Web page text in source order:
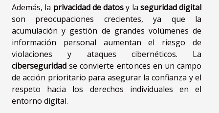
Además, la privacidad de datosy la seguridad digital
son preocupaciones crecientes, ya que la
acumulación y gestión de grandes volúmenes de
información personal aumentan el riesgo de
violaciones y ataques cibernéticos. La
ciberseguridad se convierte entonces en un campo
de acción prioritario para asegurar la confianza y el
respeto hacia los derechos individuales en el
entorno digital.